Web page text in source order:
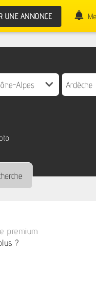
UNE ANNONCE
premium
?